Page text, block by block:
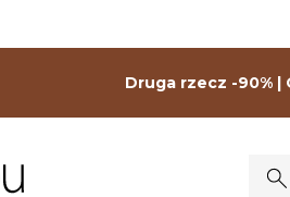
Druga rzecz -90%